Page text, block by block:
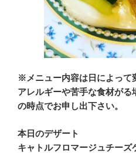
※メニュー内容は日によって
アレルギーや苦手な食材が
の時点でお申し出下さい。
本日のデザート
キャトルフロマージュチーズ